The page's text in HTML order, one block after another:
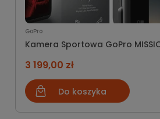
GoPro
Kamera Sportowa GoPro
3 199,00 zł
Do koszyka